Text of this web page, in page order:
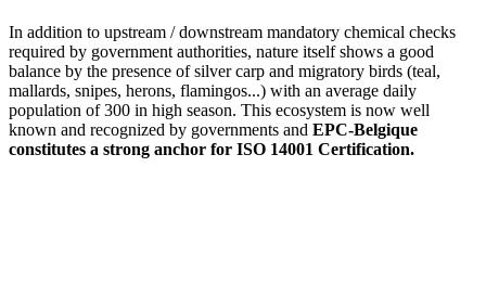
In addition to upstream / downstream mandatory chemical checks
required by government authorities, nature itself shows a good
balance by the presence of silver carp and migratory birds (teal,
mallards, snipes, herons, flamingos...) with an average daily
population of 300 in high season. This ecosystem is now well
known and recognized by governments and EPC-Belgique
constitutes a strong anchor for ISO 14001 Certification.